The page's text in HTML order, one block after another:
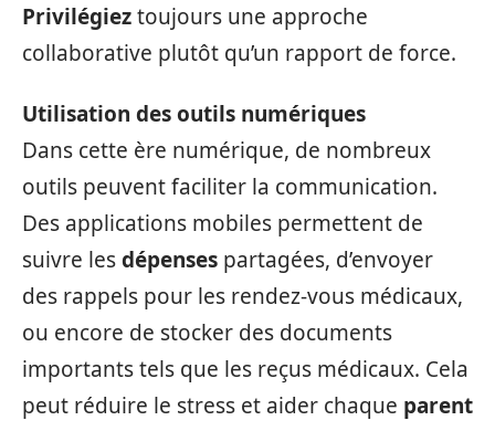
Privilégieztoujours une approche
collaborative plutôt qu’un rapport de force.
Utilisation des outils numériques
Dans cette ère numérique, de nombreux
outils peuvent faciliter la communication.
Des applications mobiles permettent de
suivre lesdépenses partagées, d’envoyer
des rappels pour les rendez-vous médicaux,
ou encore de stocker des documents
importants tels que les reçus médicaux. Cela
peut réduire le stress et aider chaque parent